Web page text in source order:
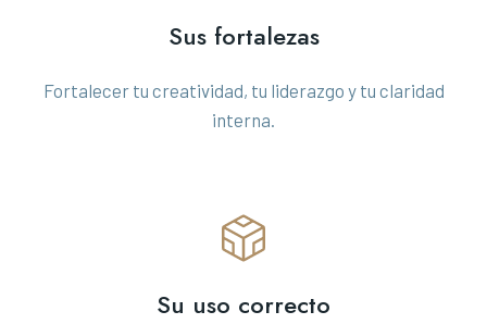
Sus fortalezas
Fortalecer tu creatividad, tu liderazgo y tu claridad
interna.
Su uso correcto